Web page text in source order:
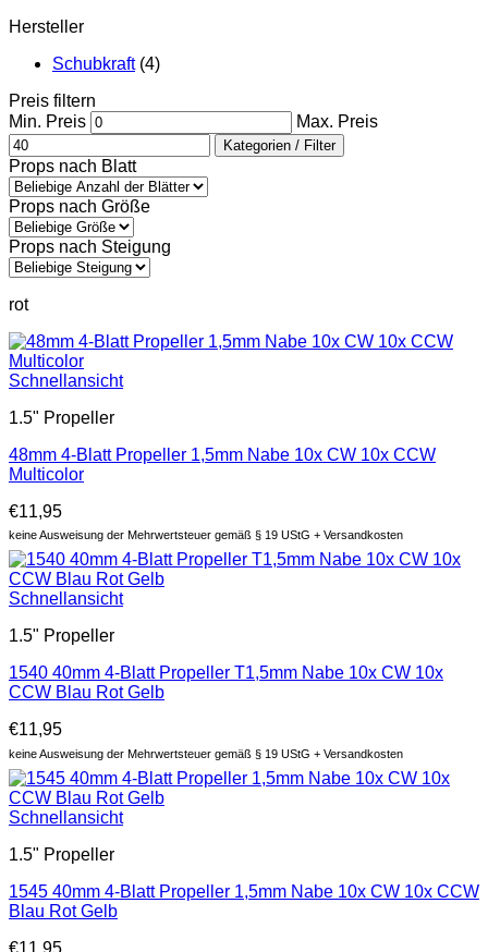
Hersteller
Schubkraft (4)
Preis filtern
Min. Preis
Max. Preis
Kategorien / Filter
Props nach Blatt
Props nach Größe
Props nach Steigung
rot
Schnellansicht
1.5" Propeller
48mm 4-Blatt Propeller 1,5mm Nabe 10x CW 10x CCW
Multicolor
€11,95
keine Ausweisung der Mehrwertsteuer gemäß § 19 UStG + Versandkosten
Schnellansicht
1.5" Propeller
1540 40mm 4-Blatt Propeller T1,5mm Nabe 10x CW 10x
CCW Blau Rot Gelb
€11,95
keine Ausweisung der Mehrwertsteuer gemäß § 19 UStG + Versandkosten
Schnellansicht
1.5" Propeller
1545 40mm 4-Blatt Propeller 1,5mm Nabe 10x CW 10x CCW
Blau Rot Gelb
€11,95